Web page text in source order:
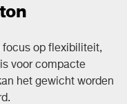
op flexibiliteit,
voor compacte
het gewicht worden